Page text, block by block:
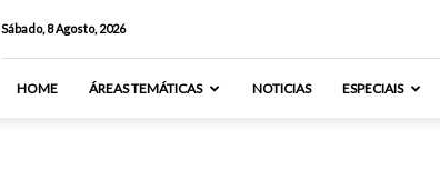
Sábado, 8 Agosto, 2026
HOME ÁREAS TEMÁTICAS NOTICIAS ESPECIAIS